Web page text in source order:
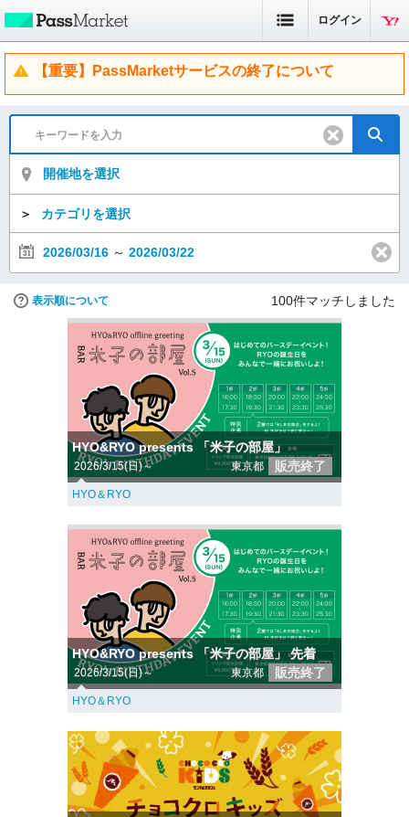
ログイン
【重要】PassMarketサービスの終了について
開催地を選択
＞ カテゴリを選択
2026/03/16 ～ 2026/03/22
表示順について 100件マッチしました
HYO&RYO presents 「米子の部屋」
2026/3/15(日)～ 東京都 販売終了
HYO＆RYO
HYO&RYO presents 「米子の部屋」 先着
2026/3/15(日)～ 東京都 販売終了
HYO＆RYO